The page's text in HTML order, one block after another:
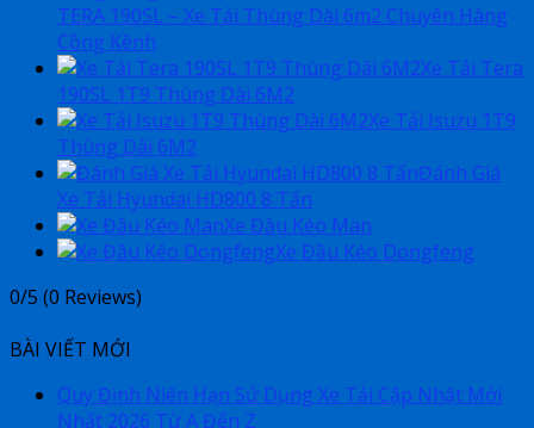
TERA 190SL – Xe Tải Thùng Dài 6m2 Chuyên Hàng
Cồng Kềnh
Xe Tải Tera
190SL 1T9 Thùng Dài 6M2
Xe Tải Isuzu 1T9
Thùng Dài 6M2
Đánh Giá
Xe Tải Hyundai HD800 8 Tấn
Xe Đầu Kéo Man
Xe Đầu Kéo Dongfeng
0/5 (0 Reviews)
BÀI VIẾT MỚI
Quy Định Niên Hạn Sử Dụng Xe Tải Cập Nhật Mới
Nhất 2026 Từ A Đến Z